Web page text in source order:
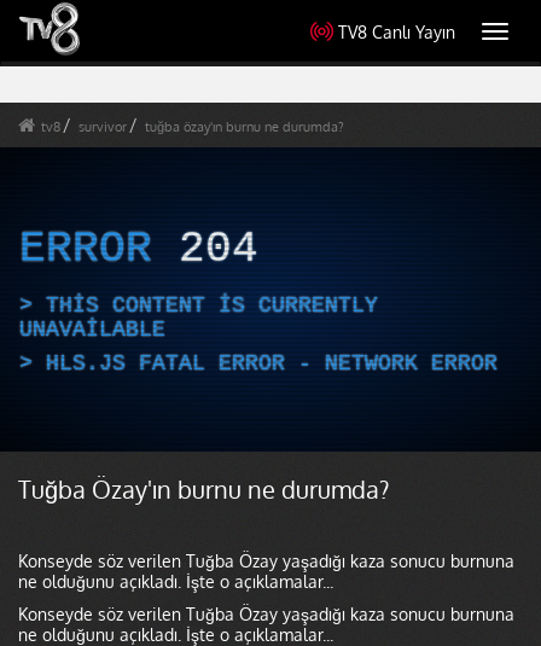
TV8 Canlı Yayın
tv8 survivor tuğba özay'ın burnu ne durumda?
ERROR 204
THIS CONTENT IS CURRENTLY
UNAVAILABLE
HLS.JS FATAL ERROR - NETWORK ERROR
Tuğba Özay'ın burnu ne durumda?
Konseyde söz verilen Tuğba Özay yaşadığı kaza sonucu burnuna
ne olduğunu açıkladı. İşte o açıklamalar...
Konseyde söz verilen Tuğba Özay yaşadığı kaza sonucu burnuna
ne olduğunu açıkladı. İşte o açıklamalar...